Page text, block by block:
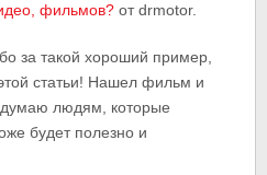
фильмов?от drmotor.
за такой хороший пример,
статьи! Нашел фильм и
думаю людям, которые
будет полезно и